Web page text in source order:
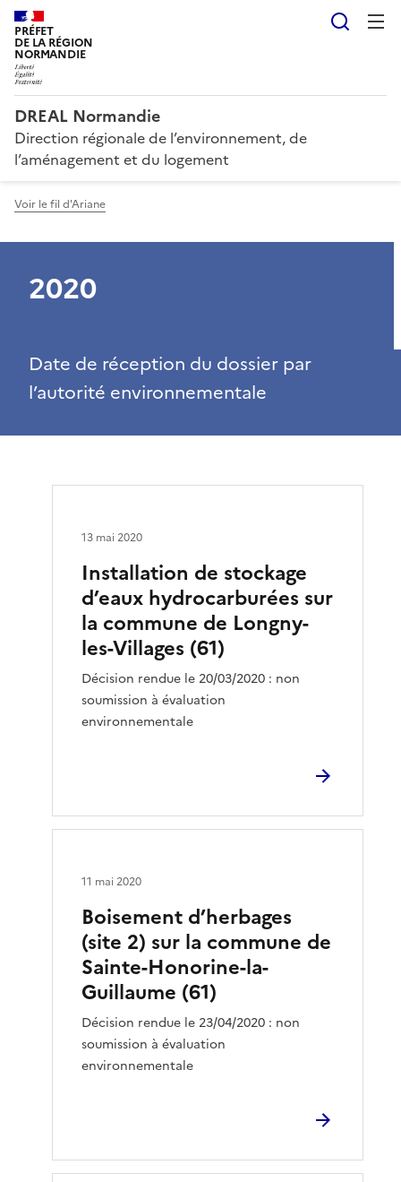
PRÉFET
DE LA RÉGION
NORMANDIE
DREAL Normandie
Direction régionale de l’environnement, de
l’aménagement et du logement
Voir le fil d'Ariane
2020
Date de réception du dossier par
l’autorité environnementale
Installation de stockage
d’eaux hydrocarburées sur
la commune de Longny-
les-Villages (61)
Décision rendue le 20/03/2020 : non
soumission à évaluation
environnementale
13 mai 2020
Boisement d’herbages
(site 2) sur la commune de
Sainte-Honorine-la-
Guillaume (61)
Décision rendue le 23/04/2020 : non
soumission à évaluation
environnementale
11 mai 2020